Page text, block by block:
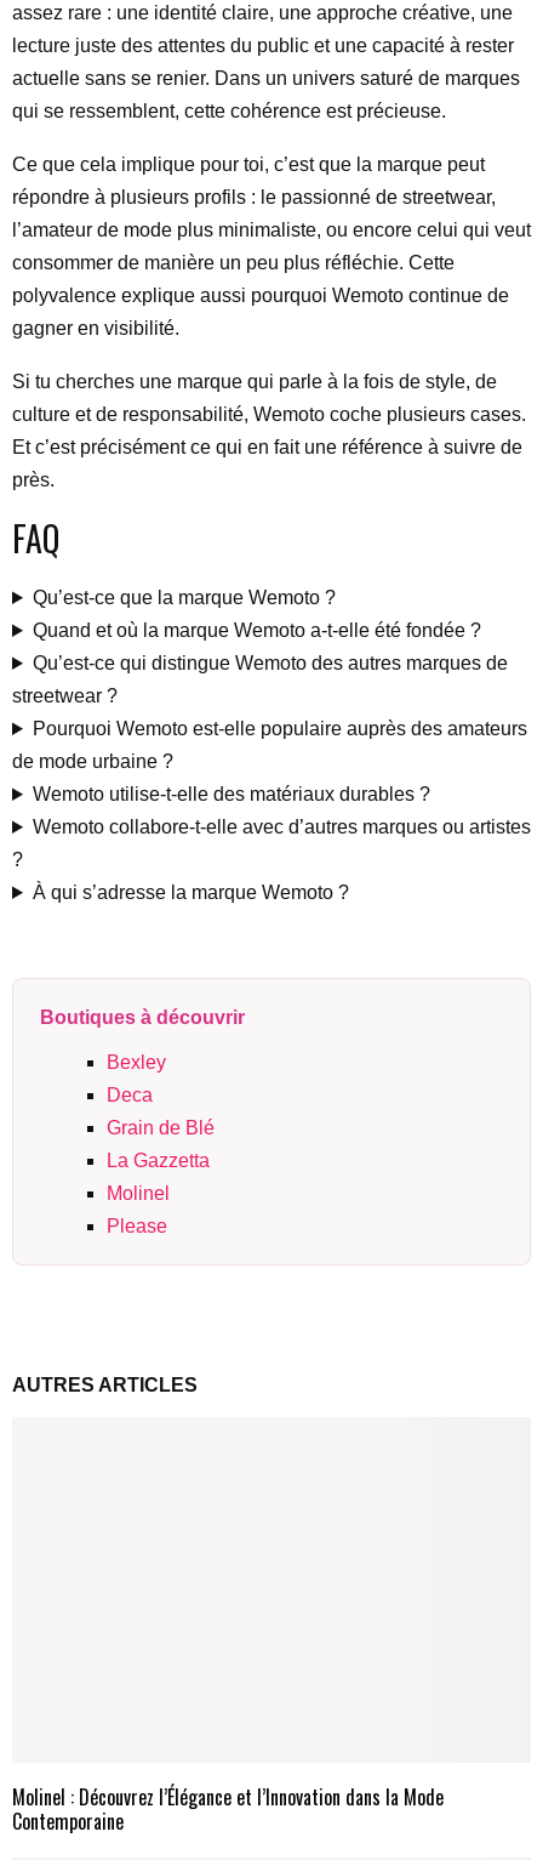
assez rare : une identité claire, une approche créative, une
lecture juste des attentes du public et une capacité à rester
actuelle sans se renier. Dans un univers saturé de marques
qui se ressemblent, cette cohérence est précieuse.
Ce que cela implique pour toi, c’est que la marque peut
répondre à plusieurs profils : le passionné de streetwear,
l’amateur de mode plus minimaliste, ou encore celui qui veut
consommer de manière un peu plus réfléchie. Cette
polyvalence explique aussi pourquoi Wemoto continue de
gagner en visibilité.
Si tu cherches une marque qui parle à la fois de style, de
culture et de responsabilité, Wemoto coche plusieurs cases.
Et c’est précisément ce qui en fait une référence à suivre de
près.
FAQ
Qu’est-ce que la marque Wemoto ?
Quand et où la marque Wemoto a-t-elle été fondée ?
Qu’est-ce qui distingue Wemoto des autres marques de
streetwear ?
Pourquoi Wemoto est-elle populaire auprès des amateurs
de mode urbaine ?
Wemoto utilise-t-elle des matériaux durables ?
Wemoto collabore-t-elle avec d’autres marques ou artistes
?
À qui s’adresse la marque Wemoto ?
Boutiques à découvrir
Bexley
Deca
Grain de Blé
La Gazzetta
Molinel
Please
AUTRES ARTICLES
Molinel : Découvrez l’Élégance et l’Innovation dans la Mode
Contemporaine